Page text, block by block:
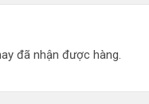
đã nhận được hàng.